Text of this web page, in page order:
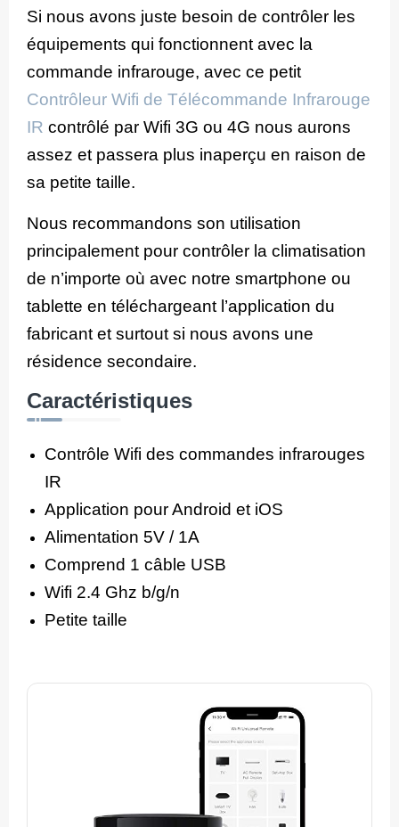
Si nous avons juste besoin de contrôler les
équipements qui fonctionnent avec la
commande infrarouge, avec ce petit
Contrôleur Wifi de Télécommande Infrarouge
IR contrôlé par Wifi 3G ou 4G nous aurons
assez et passera plus inaperçu en raison de
sa petite taille.
Nous recommandons son utilisation
principalement pour contrôler la climatisation
de n’importe où avec notre smartphone ou
tablette en téléchargeant l’application du
fabricant et surtout si nous avons une
résidence secondaire.
Caractéristiques
Contrôle Wifi des commandes infrarouges
IR
Application pour Android et iOS
Alimentation 5V / 1A
Comprend 1 câble USB
Wifi 2.4 Ghz b/g/n
Petite taille